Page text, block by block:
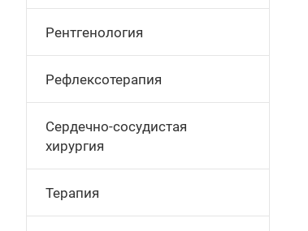
Рентгенология
Рефлексотерапия
Сердечно-сосудистая
хирургия
Терапия